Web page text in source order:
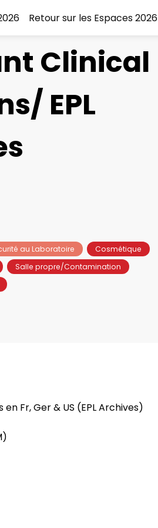
Retour sur les Espaces 2026
Clinical
EPL
au Laboratoire
Cosmétique
Salle propre/Contamination
Fr, Ger & US (EPL Archives)